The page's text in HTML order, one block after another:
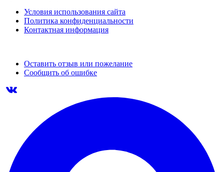
Условия использования сайта
Политика конфиденциальности
Контактная информация
Оставить отзыв или пожелание
Сообщить об ошибке